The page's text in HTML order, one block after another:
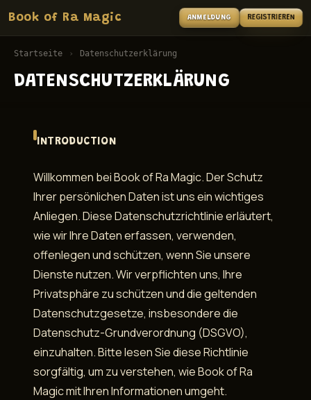
Book of Ra Magic ANMELDUNG REGISTRIEREN
Startseite › Datenschutzerklärung
DATENSCHUTZERKLÄRUNG
INTRODUCTION
Willkommen bei Book of Ra Magic. Der Schutz
Ihrer persönlichen Daten ist uns ein wichtiges
Anliegen. Diese Datenschutzrichtlinie erläutert,
wie wir Ihre Daten erfassen, verwenden,
offenlegen und schützen, wenn Sie unsere
Dienste nutzen. Wir verpflichten uns, Ihre
Privatsphäre zu schützen und die geltenden
Datenschutzgesetze, insbesondere die
Datenschutz-Grundverordnung (DSGVO),
einzuhalten. Bitte lesen Sie diese Richtlinie
sorgfältig, um zu verstehen, wie Book of Ra
Magic mit Ihren Informationen umgeht.